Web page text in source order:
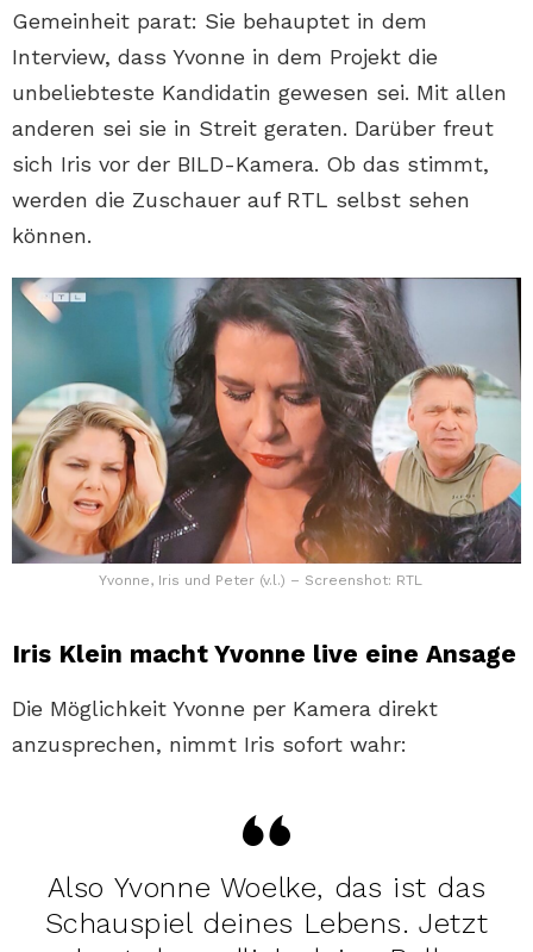
Gemeinheit parat: Sie behauptet in dem
Interview, dass Yvonne in dem Projekt die
unbeliebteste Kandidatin gewesen sei. Mit allen
anderen sei sie in Streit geraten. Darüber freut
sich Iris vor der BILD-Kamera. Ob das stimmt,
werden die Zuschauer auf RTL selbst sehen
können.
Yvonne, Iris und Peter (v.l.) – Screenshot: RTL
Iris Klein macht Yvonne live eine Ansage
Die Möglichkeit Yvonne per Kamera direkt
anzusprechen, nimmt Iris sofort wahr:
Also Yvonne Woelke, das ist das
Schauspiel deines Lebens. Jetzt